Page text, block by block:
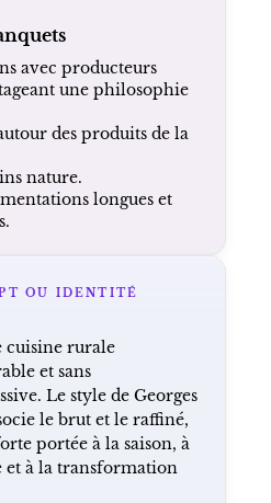
avec producteurs
une philosophie
des produits de la
nature.
longues et
OU IDENTITÉ
cuisine rurale
et sans
Le style de Georges
le brut et le raffiné,
portée à la saison, à
à la transformation